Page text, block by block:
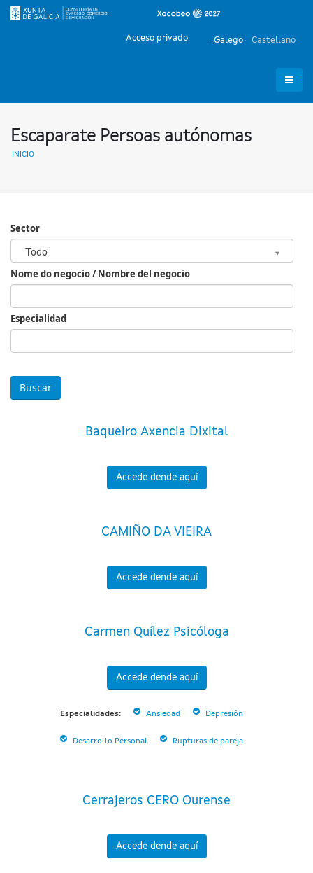
Galego Castellano
Acceso privado
Escaparate Persoas autónomas
INICIO
Sector
Todo
Sector
Nome do negocio / Nombre del negocio
Especialidad
Baqueiro Axencia Dixital
Accede dende aquí
CAMIÑO DA VIEIRA
Accede dende aquí
Carmen Quílez Psicóloga
Accede dende aquí
Especialidades: Ansiedad Depresión
Desarrollo Personal Rupturas de pareja
Cerrajeros CERO Ourense
Accede dende aquí